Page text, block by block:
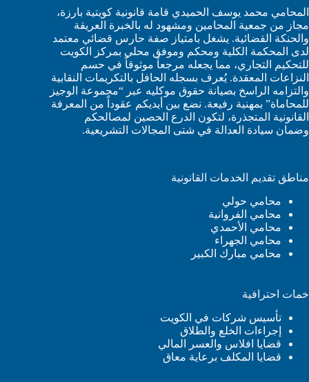
المحامي محمد يوسف الحميدي قامة قانونية كويتية بارزة،
مجاز من جمعية المحامين ومشهود له بالخبرة العريقة
والحنكة القضائية. يشغل بامتياز صفة حارس قضائي معتمد
لدى المحكمة الكلية ومحكم وموفق محلي بمركز الكويت
للتحكيم التجاري، مما يجعله مرجعاً موثوقاً في حسم
النزاعات المعقدة. يُعرف بسجله الحافل بالتكريمات النقابية
والتزامه الراسخ بصيانة حقوق موكليه عبر “مجموعة الوجيز
للمحاماة” بمهنية رفيعة. نضع بين أيديكم عقوداً من المعرفة
القانونية المتجذرة، لتكون الدرع الحصين لمصالحكم
وضمان سيادة العدالة في شتى المجالات التشريعية.
مناطق تقديم الخدمات القانونية
محامي حولي
محامي الفروانية
محامي الأحمدي
محامي الجهراء
محامي مبارك الكبير
خمات احترافية
تأسيس شركات في الكويت
إجراءات الخلع والطلاق
قضايا افلاس والعسر المالي
قضايا المكلف برعاية معاق